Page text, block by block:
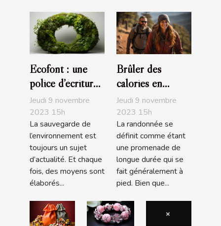
Ecofont : une
police d’écriture
écologique
Jeudi 9 novembre
2023 15h
La sauvegarde de
l’environnement est
toujours un sujet
d’actualité. Et chaque
fois, des moyens sont
élaborés...
Brûler des
calories en
faisant de la
randonnée
Jeudi 9 novembre
2023 15h
La randonnée se
définit comme étant
une promenade de
longue durée qui se
fait généralement à
pied. Bien que...